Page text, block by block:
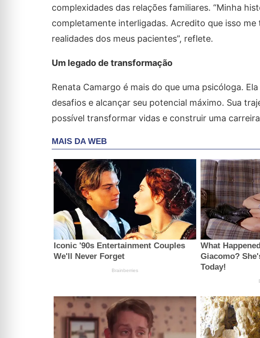
complexidades das relações familiares. “Minha
completamente interligadas. Acredito que isso
realidades dos meus pacientes”, reflete.
Um legado de transformação
Renata Camargo é mais do que uma psicóloga.
desafios e alcançar seu potencial máximo. Sua
possível transformar vidas e construir uma